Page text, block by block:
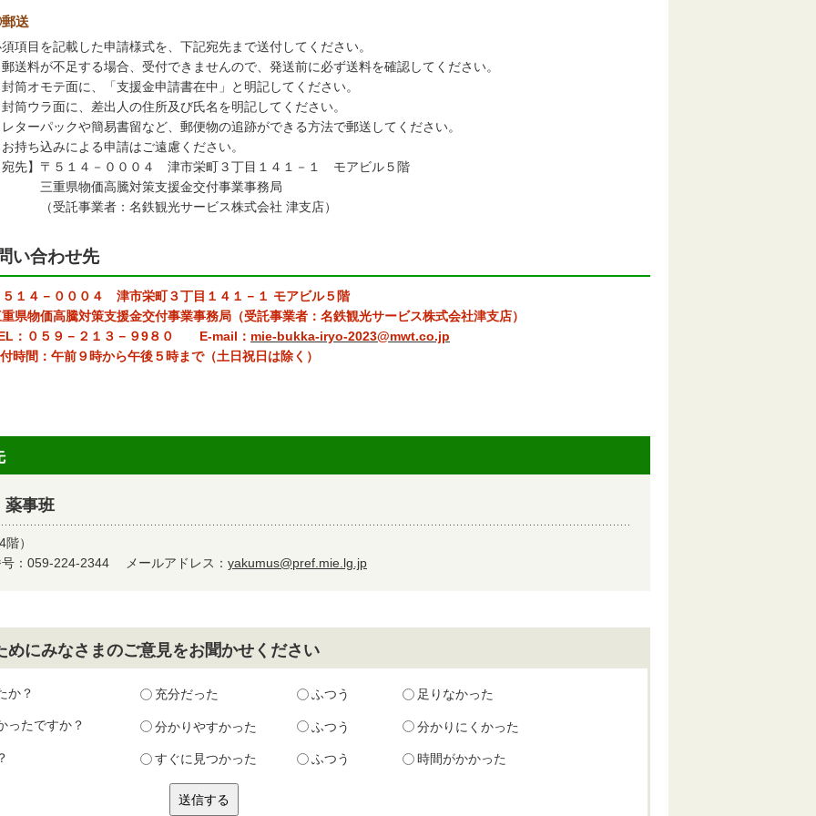
送
項目を記載した申請様式を、下記宛先まで送付してください。
送料が不足する場合、受付できませんので、発送前に必ず送料を確認してください。
筒オモテ面に、「支援金申請書在中」と明記してください。
筒ウラ面に、差出人の住所及び氏名を明記してください。
ターパックや簡易書留など、郵便物の追跡ができる方法で郵送してください。
持ち込みによる申請はご遠慮ください。
先】〒５１４－０００４ 津市栄町３丁目１４１－１ モアビル５階
県物価高騰対策支援金交付事業事務局
託事業者：名鉄観光サービス株式会社 津支店）
い合わせ先
１４－０００４ 津市栄町３丁目１４１－１ モアビル５階
県物価高騰対策支援金交付事業事務局（受託事業者：名鉄観光サービス株式会社津支店）
：０５９－２１３－９9８０ E-mail： mie-bukka-iryo-2023@mwt.co.jp
時間：午前９時から午後５時まで（土日祝日は除く）
事班
）
号：059-224-2344 メールアドレス： yakumus@pref.mie.lg.jp
めにみなさまのご意見をお聞かせください
か？ 充分だった ふつう 足りなかった
ったですか？ 分かりやすかった ふつう 分かりにくかった
すぐに見つかった ふつう 時間がかかった